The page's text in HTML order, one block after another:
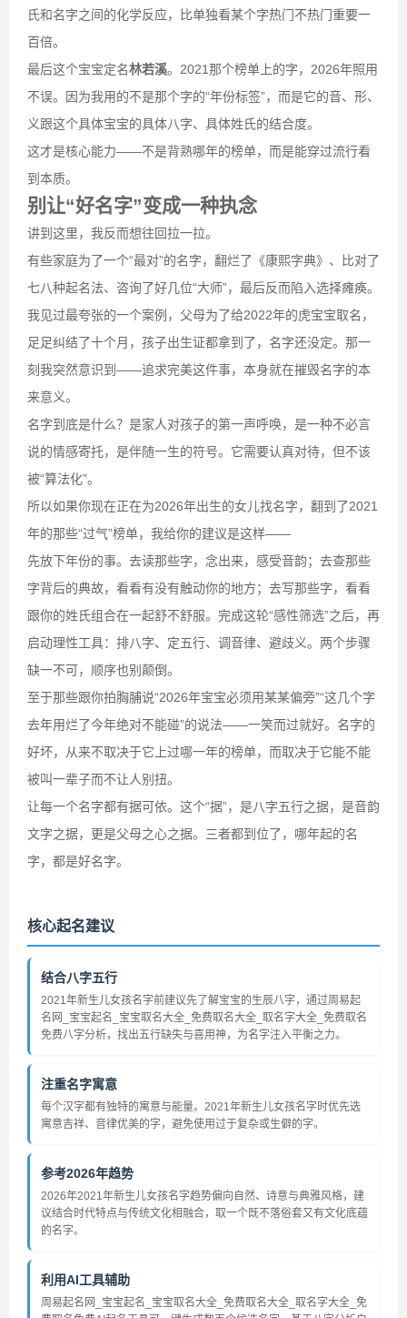
氏和名字之间的化学反应，比单独看某个字热门不热门重要一
百倍。
最后这个宝宝定名林若溪。2021那个榜单上的字，2026年照用
不误。因为我用的不是那个字的“年份标签”，而是它的音、形、
义跟这个具体宝宝的具体八字、具体姓氏的结合度。
这才是核心能力——不是背熟哪年的榜单，而是能穿过流行看
到本质。
别让“好名字”变成一种执念
讲到这里，我反而想往回拉一拉。
有些家庭为了一个“最对”的名字，翻烂了《康熙字典》、比对了
七八种起名法、咨询了好几位“大师”，最后反而陷入选择瘫痪。
我见过最夸张的一个案例，父母为了给2022年的虎宝宝取名，
足足纠结了十个月，孩子出生证都拿到了，名字还没定。那一
刻我突然意识到——追求完美这件事，本身就在摧毁名字的本
来意义。
名字到底是什么？是家人对孩子的第一声呼唤，是一种不必言
说的情感寄托，是伴随一生的符号。它需要认真对待，但不该
被“算法化”。
所以如果你现在正在为2026年出生的女儿找名字，翻到了2021
年的那些“过气”榜单，我给你的建议是这样——
先放下年份的事。去读那些字，念出来，感受音韵；去查那些
字背后的典故，看看有没有触动你的地方；去写那些字，看看
跟你的姓氏组合在一起舒不舒服。完成这轮“感性筛选”之后，再
启动理性工具：排八字、定五行、调音律、避歧义。两个步骤
缺一不可，顺序也别颠倒。
至于那些跟你拍胸脯说“2026年宝宝必须用某某偏旁”“这几个字
去年用烂了今年绝对不能碰”的说法——一笑而过就好。名字的
好坏，从来不取决于它上过哪一年的榜单，而取决于它能不能
被叫一辈子而不让人别扭。
让每一个名字都有据可依。这个“据”，是八字五行之据，是音韵
文字之据，更是父母之心之据。三者都到位了，哪年起的名
字，都是好名字。
核心起名建议
结合八字五行
2021年新生儿女孩名字前建议先了解宝宝的生辰八字，通过周易起
名网_宝宝起名_宝宝取名大全_免费取名大全_取名字大全_免费取名
免费八字分析，找出五行缺失与喜用神，为名字注入平衡之力。
注重名字寓意
每个汉字都有独特的寓意与能量。2021年新生儿女孩名字时优先选
寓意吉祥、音律优美的字，避免使用过于复杂或生僻的字。
参考2026年趋势
2026年2021年新生儿女孩名字趋势偏向自然、诗意与典雅风格，建
议结合时代特点与传统文化相融合，取一个既不落俗套又有文化底蕴
的名字。
利用AI工具辅助
周易起名网_宝宝起名_宝宝取名大全_免费取名大全_取名字大全_免